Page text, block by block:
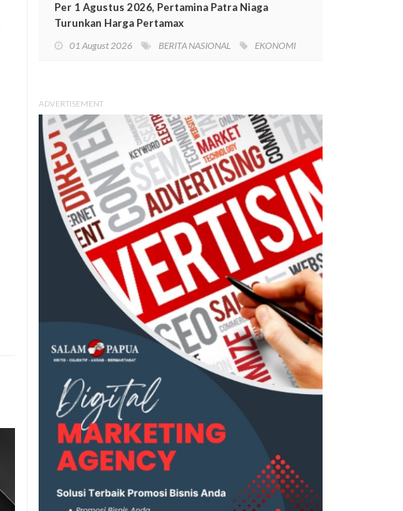
Per 1 Agustus 2026, Pertamina Patra Niaga
Turunkan Harga Pertamax
01 August 2026 BERITA NASIONAL EKONOMI
ADVERTISEMENT